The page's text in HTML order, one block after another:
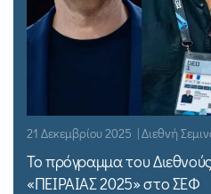
21 Δεκεμβρίου 2025 | Διεθνή
Το πρόγραμμα του
«ΠΕΙΡΑΙΑΣ 2025» στο ΣΕΦ